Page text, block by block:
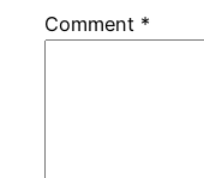
Comment *